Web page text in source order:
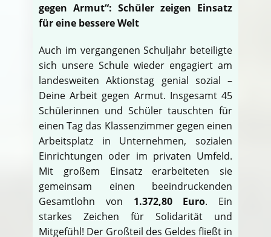
gegen Armut“: Schüler zeigen Einsatz
für eine bessere Welt
Auch im vergangenen Schuljahr beteiligte
sich unsere Schule wieder engagiert am
landesweiten Aktionstag genial sozial –
Deine Arbeit gegen Armut. Insgesamt 45
Schülerinnen und Schüler tauschten für
einen Tag das Klassenzimmer gegen einen
Arbeitsplatz in Unternehmen, sozialen
Einrichtungen oder im privaten Umfeld.
Mit großem Einsatz erarbeiteten sie
gemeinsam einen beeindruckenden
Gesamtlohn von 1.372,80 Euro. Ein
starkes Zeichen für Solidarität und
Mitgefühl! Der Großteil des Geldes fließt in